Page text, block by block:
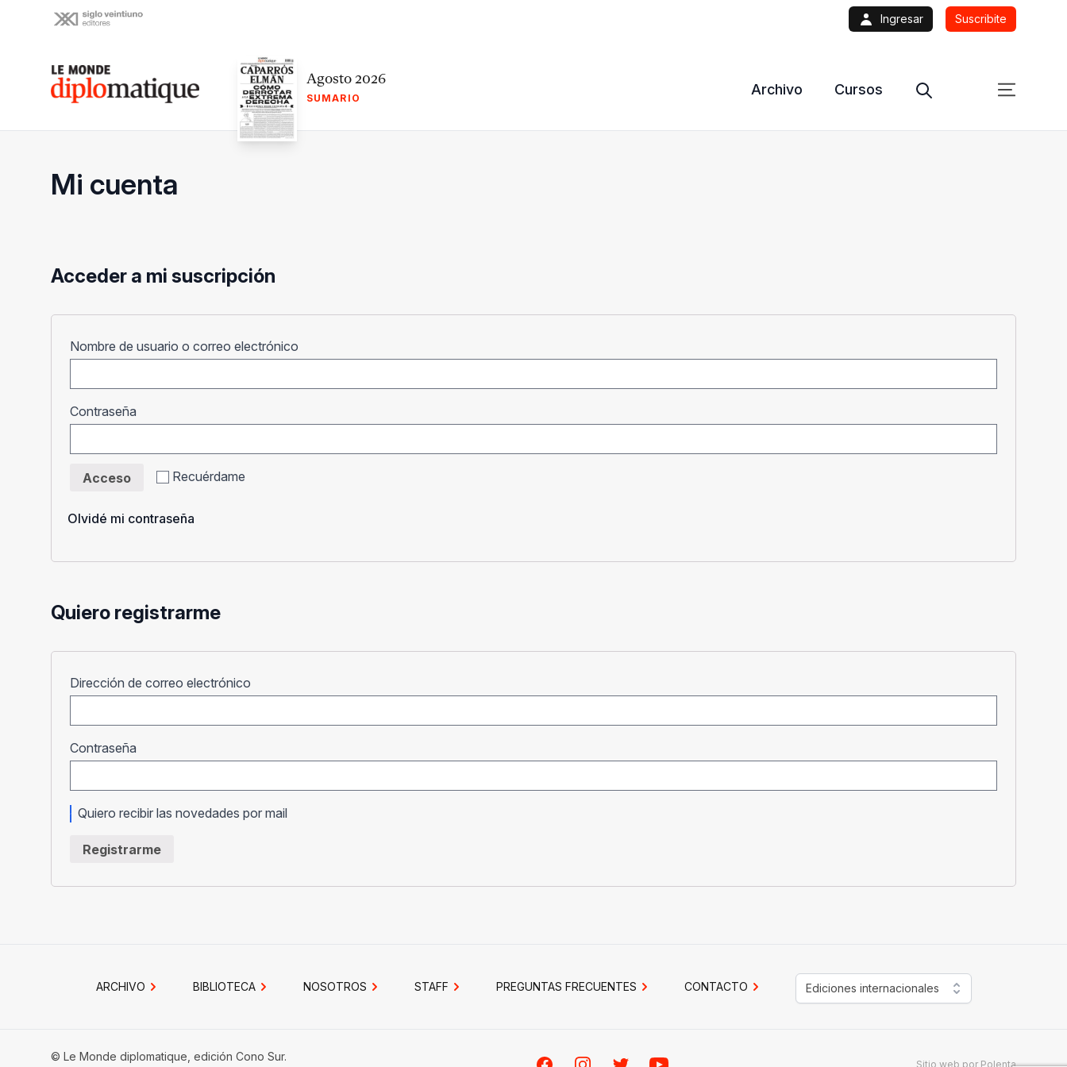
Ingresar Suscribite
Le monde diplomatique Agosto 2026
SUMARIO
Archivo Cursos
Mi cuenta
Acceder a mi suscripción
Nombre de usuario o correo electrónico
Contraseña
Recuérdame
Acceso
Olvidé mi contraseña
Quiero registrarme
Dirección de correo electrónico
Contraseña
Quiero recibir las novedades por mail
Registrarme
ARCHIVO BIBLIOTECA NOSOTROS STAFF PREGUNTAS FRECUENTES CONTACTO Ediciones internacionales
© Le Monde diplomatique, edición Cono Sur.
Sitio web por Polenta